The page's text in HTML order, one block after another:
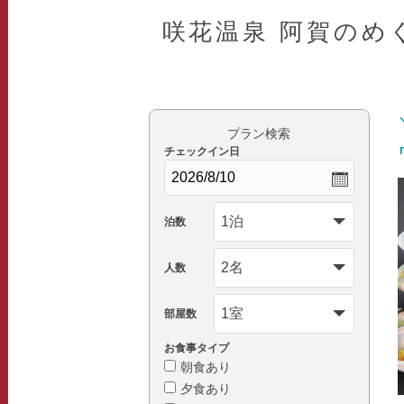
咲花温泉 阿賀のめ
プラン検索
チェックイン日
泊数
人数
部屋数
お食事タイプ
朝食あり
夕食あり